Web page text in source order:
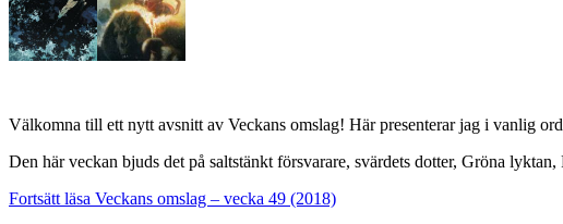
Välkomna till ett nytt avsnitt av Veckans omslag! Här presenterar jag i vanlig
Den här veckan bjuds det på saltstänkt försvarare, svärdets dotter, Gröna
Fortsätt läsa Veckans omslag – vecka 49 (2018)